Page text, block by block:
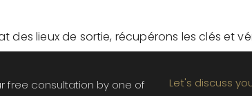
des lieux de sortie, récupérons les clés et
free consultation by one of
Let's discuss